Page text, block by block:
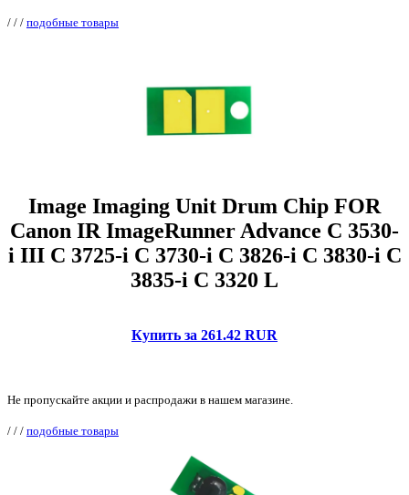
/ / / подобные товары
Image Imaging Unit Drum Chip FOR
Canon IR ImageRunner Advance C 3530-
i III C 3725-i C 3730-i C 3826-i C 3830-i C
3835-i C 3320 L
Купить за 261.42 RUR
Не пропускайте акции и распродажи в нашем магазине.
/ / / подобные товары